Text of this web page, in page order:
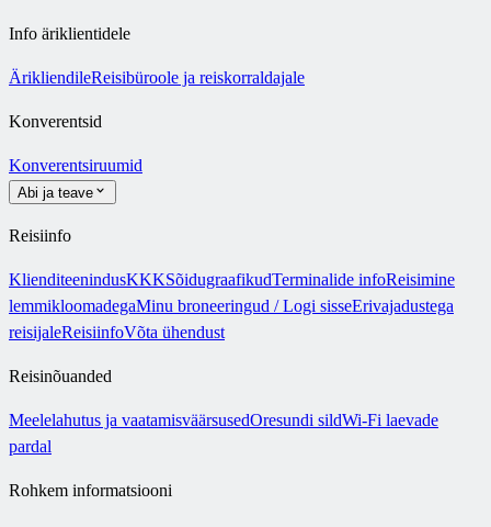
Info äriklientidele
ÄrikliendileReisibüroole ja reiskorraldajale
Konverentsid
Konverentsiruumid
Abi ja teave
Reisiinfo
KlienditeenindusKKKSõidugraafikudTerminalide infoReisimine
lemmikloomadegaMinu broneeringud / Logi sisseErivajadustega
reisijaleReisiinfoVõta ühendust
Reisinõuanded
Meelelahutus ja vaatamisväärsusedOresundi sildWi-Fi laevade
pardal
Rohkem informatsiooni